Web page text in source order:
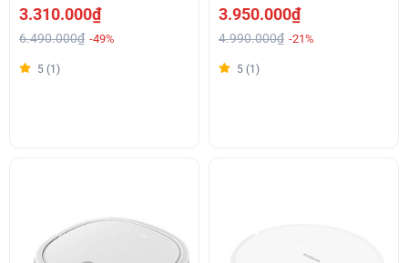
3.310.000₫
6.490.000₫ -49%
5 (1)
Giá Tốt
3.950.000₫
4.990.000₫ -21%
5 (1)